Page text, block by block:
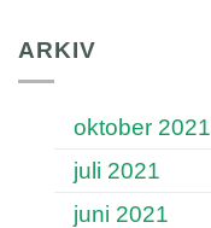
ARKIV
oktober 2021
juli 2021
juni 2021